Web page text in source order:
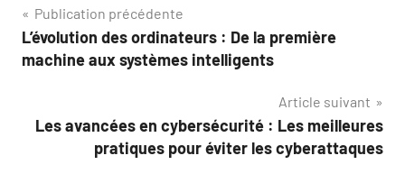
Navigation
de
Publication précédente
L’évolution des ordinateurs : De la première
machine aux systèmes intelligents
Article suivant
Les avancées en cybersécurité : Les meilleures
pratiques pour éviter les cyberattaques